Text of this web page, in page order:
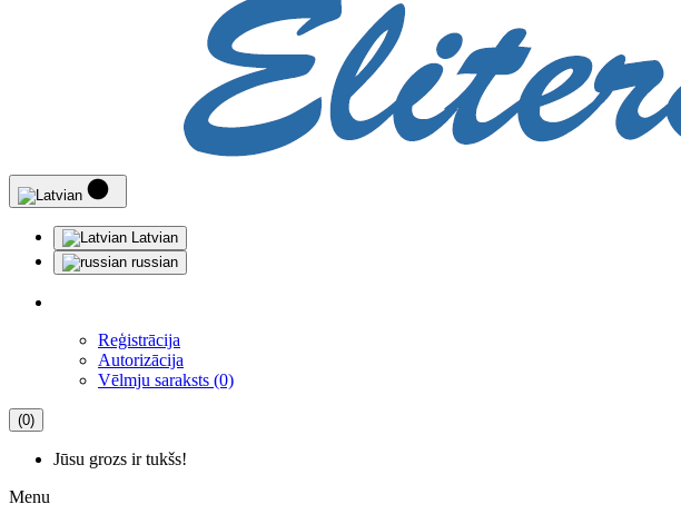
Latvian
russian
Reģistrācija
Autorizācija
Vēlmju saraksts (0)
(0)
Jūsu grozs ir tukšs!
Menu